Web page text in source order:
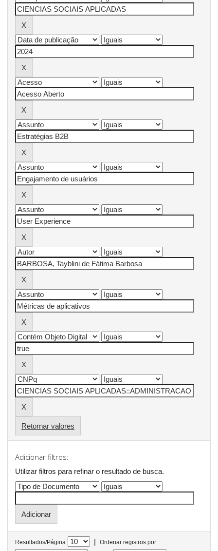
Retornar valores
Adicionar filtros:
Utilizar filtros para refinar o resultado de busca.
Resultados/Página |
Ordenar registros por